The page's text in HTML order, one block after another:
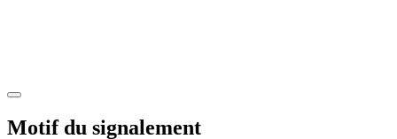
Motif du signalement